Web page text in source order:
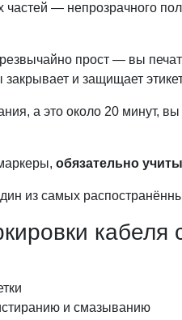
частей — непрозрачного
прост — вы
и защищает
а это около 20 минут,
обязательно
из самых
и смазыванию